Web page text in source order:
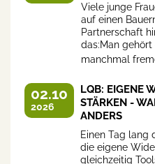
Viele junge
auf einen
Partnerschaft
das:Man
manchmal
02.10
2026
LQB: EIGENE
STÄRKEN -
ANDERS
Einen Tag lang
die eigene
gleichzeitig